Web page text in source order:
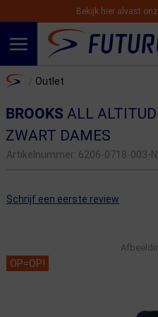
Bekijk hier alvast
Home Outlet
BROOKS ALL
ZWART DAMES
Artikelnummer: 6206-0718-003-
Schrijf een eerste review
OP=OP!